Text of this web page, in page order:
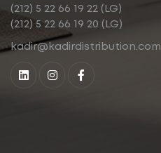
(212) 5 22 66 19 22 (LG)
(212) 5 22 66 19 20 (LG)
kadir@kadirdistribution.com